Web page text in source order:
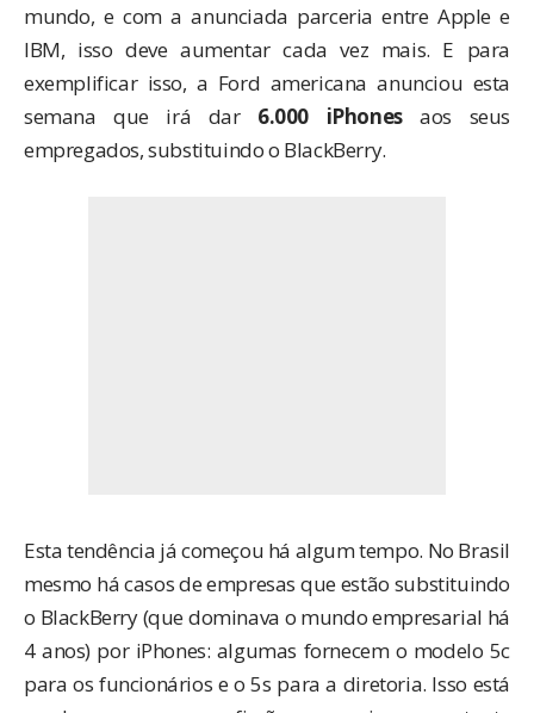
mundo, e com a anunciada parceria entre Apple e
IBM, isso deve aumentar cada vez mais. E para
exemplificar isso, a Ford americanaanunciou esta
semana que irá dar 6.000 iPhonesaos seus
empregados, substituindo o BlackBerry.
Esta tendência já começou há algum tempo. No Brasil
mesmo há casos de empresas que estão substituindo
o BlackBerry (que dominava o mundo empresarial há
4 anos) por iPhones: algumas fornecem o modelo 5c
para os funcionários e o 5s para a diretoria. Isso está